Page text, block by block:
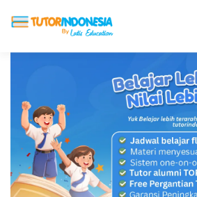
ABOUT US JADI
BIAYA LES TESTIMONI
BLOG DAFTAR SEKOLAH